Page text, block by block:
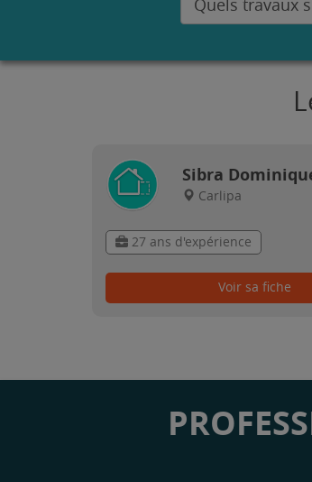
Sibra
Carlipa
27 ans d'expérience
Voir sa fiche